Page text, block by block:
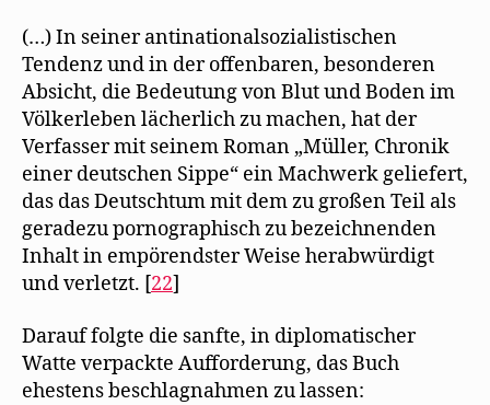
(…) In seiner antinationalsozialistischen
Tendenz und in der offenbaren, besonderen
Absicht, die Bedeutung von Blut und Boden im
Völkerleben lächerlich zu machen, hat der
Verfasser mit seinem Roman „Müller, Chronik
einer deutschen Sippe“ ein Machwerk geliefert,
das das Deutschtum mit dem zu großen Teil als
geradezu pornographisch zu bezeichnenden
Inhalt in empörendster Weise herabwürdigt
und verletzt. [22]
Darauf folgte die sanfte, in diplomatischer
Watte verpackte Aufforderung, das Buch
ehestens beschlagnahmen zu lassen: